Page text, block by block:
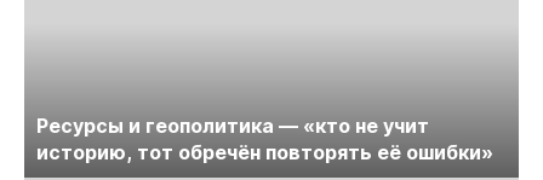
Ресурсы и геополитика — «кто не учит
историю, тот обречён повторять её ошибки»